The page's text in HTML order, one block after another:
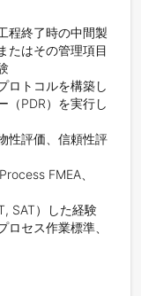
程終了時の中間製
たはその管理項目
ロトコルを構築し
（PDR）を実行し
性評価、信頼性評
FMEA、
SAT）した経験
ロセス作業標準、